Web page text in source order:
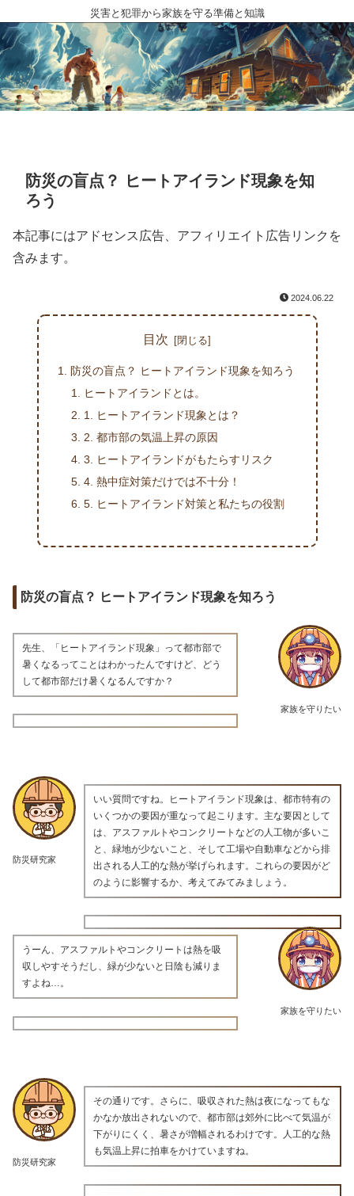
災害と犯罪から家族を守る準備と知識
防災の盲点？ ヒートアイランド現象を知
ろう
本記事にはアドセンス広告、アフィリエイト広告リンクを
含みます。
2024.06.22
目次
防災の盲点？ ヒートアイランド現象を知ろう
ヒートアイランドとは。
1. ヒートアイランド現象とは？
2. 都市部の気温上昇の原因
3. ヒートアイランドがもたらすリスク
4. 熱中症対策だけでは不十分！
5. ヒートアイランド対策と私たちの役割
防災の盲点？ ヒートアイランド現象を知ろう
家族を守りたい
先生、「ヒートアイランド現象」って都市部で
暑くなるってことはわかったんですけど、どう
して都市部だけ暑くなるんですか？
防災研究家
いい質問ですね。ヒートアイランド現象は、都市特有の
いくつかの要因が重なって起こります。主な要因として
は、アスファルトやコンクリートなどの人工物が多いこ
と、緑地が少ないこと、そして工場や自動車などから排
出される人工的な熱が挙げられます。これらの要因がど
のように影響するか、考えてみてみましょう。
家族を守りたい
うーん、アスファルトやコンクリートは熱を吸
収しやすそうだし、緑が少ないと日陰も減りま
すよね…。
防災研究家
その通りです。さらに、吸収された熱は夜になってもな
かなか放出されないので、都市部は郊外に比べて気温が
下がりにくく、暑さが増幅されるわけです。人工的な熱
も気温上昇に拍車をかけていますね。